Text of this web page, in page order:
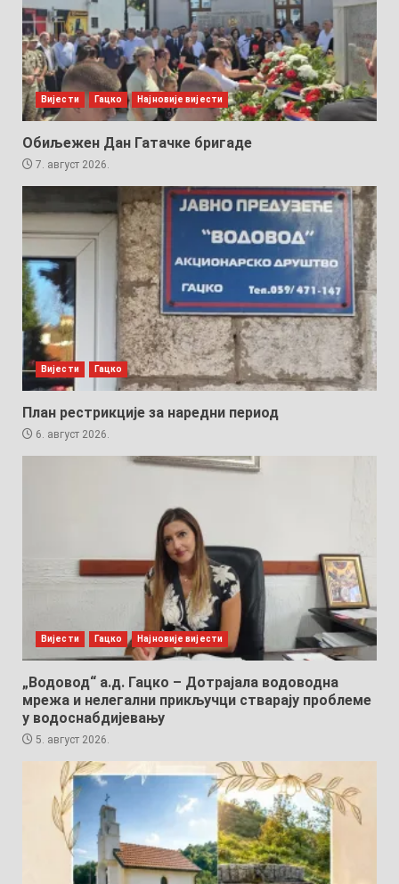
Вијести Гацко Најновије вијести
Обиљежен Дан Гатачке бригаде
7. август 2026.
Вијести Гацко
План рестрикције за наредни период
6. август 2026.
Вијести Гацко Најновије вијести
„Водовод“ а.д. Гацко – Дотрајала водоводна
мрежа и нелегални прикључци стварају проблеме
у водоснабдијевању
5. август 2026.